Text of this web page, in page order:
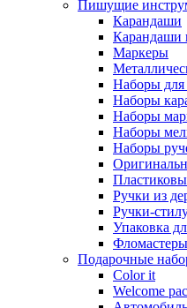
Пишущие
Карандаши
Карандаши
Маркеры
Наборы для
Наборы
Наборы
Наборы
Наборы
Ручки из
Ручки-
Упаковка
Фломастеры
Подарочные
Color it
Welcome